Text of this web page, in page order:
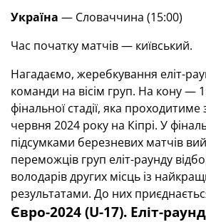
Україна — Словаччина (15:00)
Час початку матчів — київський.
Нагадаємо, жеребкування еліт-
команди на вісім груп. На кону —
фінальної стадії, яка
червня 2024 року на Кіпрі. У
підсумками березневих матчів
переможців груп еліт-раунду
володарів других місць із
результатами. До них
Євро-2024 (U-17). Еліт-